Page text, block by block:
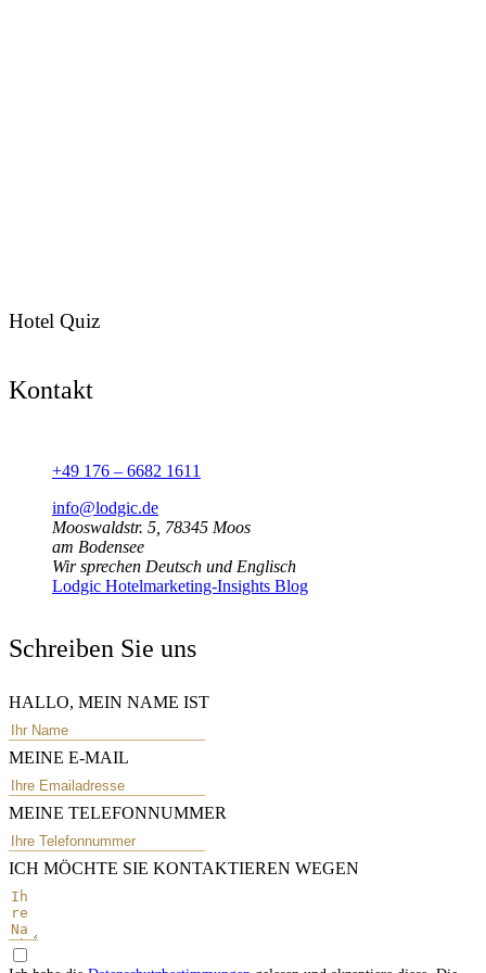
Hotel Quiz
Kontakt
+49 176 – 6682 1611
info@lodgic.de
Mooswaldstr. 5, 78345 Moos
am Bodensee
Wir sprechen Deutsch und Englisch
Lodgic Hotelmarketing-Insights Blog
Schreiben Sie uns
HALLO, MEIN NAME IST
MEINE E-MAIL
MEINE TELEFONNUMMER
ICH MÖCHTE SIE KONTAKTIEREN WEGEN